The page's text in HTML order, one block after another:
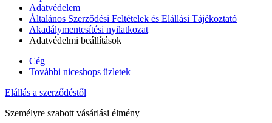
Adatvédelem
Általános Szerződési Feltételek és Elállási Tájékoztató
Akadálymentesítési nyilatkozat
Adatvédelmi beállítások
Cég
További niceshops üzletek
Elállás a szerződéstől
Személyre szabott vásárlási élmény